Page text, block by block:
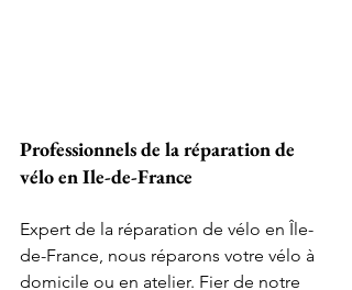
Professionnels de la réparation de
vélo en Ile-de-France
Expert de la réparation de vélo en Île-
de-France, nous réparons votre vélo à
domicile ou en atelier. Fier de notre